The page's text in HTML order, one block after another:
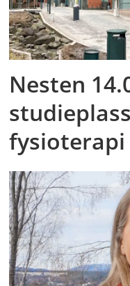
Nesten
fysioterapi